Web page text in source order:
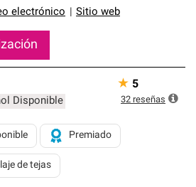
electrónico Sitio web
Disponible
Premiado
de tejas
★ 5
32 reseñas